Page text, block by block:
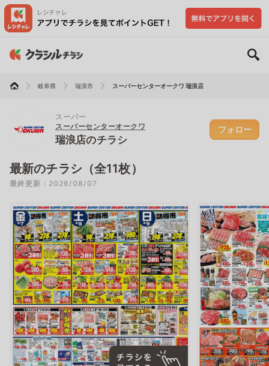
岐阜県 瑞浪市 スーパーセンターオークワ 瑞浪店
スーパー
スーパーセンターオークワ
瑞浪店のチラシ
フォロー
最新のチラシ（全11枚）
最終更新：2026/08/07